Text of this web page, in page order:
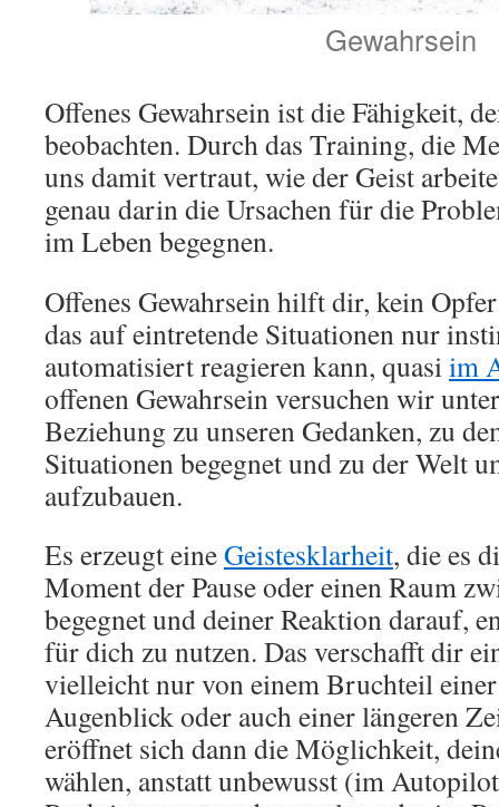
Gewahrsein
Offenes Gewahrsein ist die Fähigkeit,
beobachten. Durch das Training, die
uns damit vertraut, wie der Geist
genau darin die Ursachen für die
im Leben begegnen.
Offenes Gewahrsein hilft dir, kein
das auf eintretende Situationen nur
automatisiert reagieren kann, quasiim
offenen Gewahrsein versuchen wir
Beziehung zu unseren Gedanken, zu
Situationen begegnet und zu der Welt
aufzubauen.
Es erzeugt eineGeistesklarheit, die es
Moment der Pause oder einen Raum
begegnet und deiner Reaktion darauf,
für dich zu nutzen. Das verschafft dir
vielleicht nur von einem Bruchteil
Augenblick oder auch einer längeren
eröffnet sich dann die Möglichkeit,
wählen, anstatt unbewusst (im